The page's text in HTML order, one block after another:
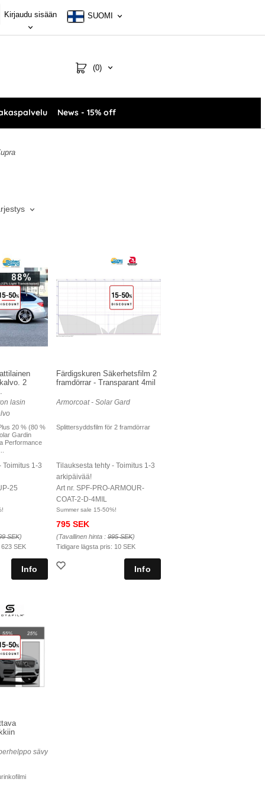
Kirjaudu sisään SUOMI
(0)
News - 15% off
2
lasin
20 % (80 %
Gardin
Performance
Toimitus 1-3
25
SEK)
623 SEK
Färdigskuren Säkerhetsfilm 2
framdörrar - Transparant 4mil
Armorcoat - Solar Gard
Splittersyddsfilm för 2 framdörrar
Tilauksesta tehty - Toimitus 1-3
arkipäivää!
Art nr. SPF-PRO-ARMOUR-
COAT-2-D-4MIL
Summer sale 15-50%!
795 SEK
(Tavallinen hinta :995 SEK)
Tidigare lägsta pris: 10 SEK
sävy